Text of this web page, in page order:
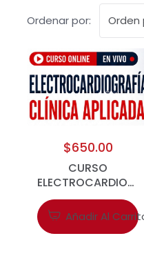
Ordenar por:
$650.00
CURSO
CLINICA APLICADA
Añadir Al